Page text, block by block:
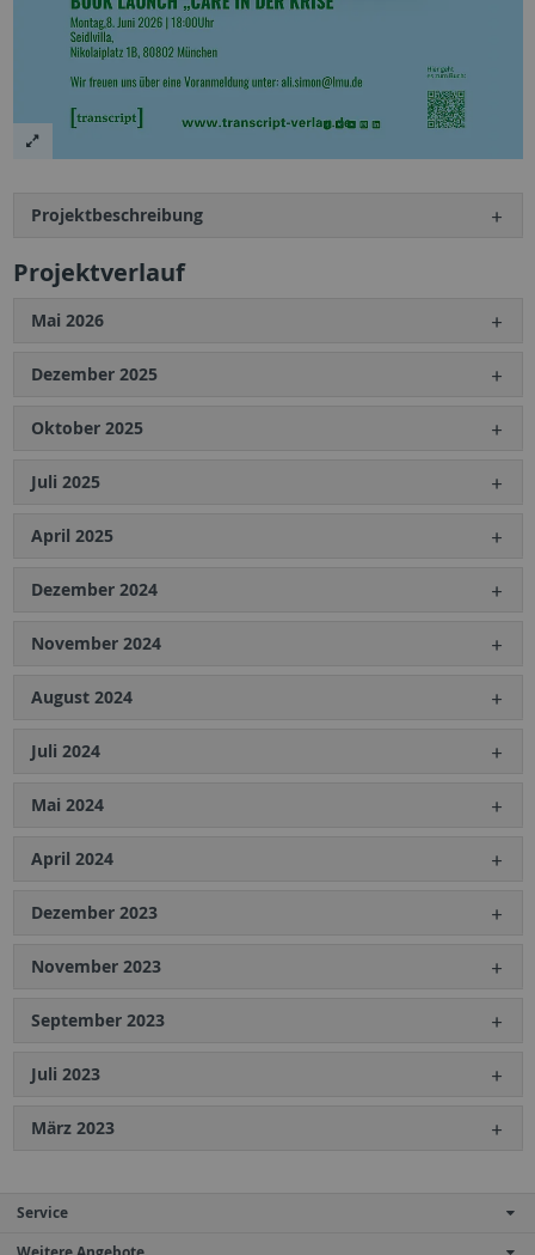
Projektbeschreibung
Projektverlauf
Mai 2026
Dezember 2025
Oktober 2025
Juli 2025
April 2025
Dezember 2024
November 2024
August 2024
Juli 2024
Mai 2024
April 2024
Dezember 2023
November 2023
September 2023
Juli 2023
März 2023
Service